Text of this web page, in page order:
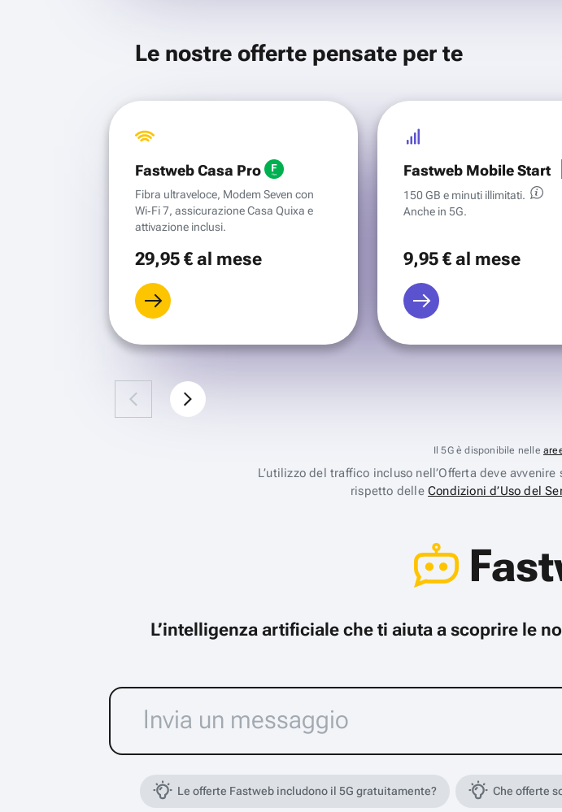
Le nostre offerte pensate per te
Fastweb Casa Pro
Fibra ultraveloce, Modem Seven con
Wi‑Fi 7, assicurazione Casa Quixa e
attivazione inclusi.
29,95 €al mese
Fastweb Mobile Start
150 GB e minuti illimitati.
Anche in 5G.
9,95 €al mese
Il 5G è disponibile nelle
L’utilizzo del traffico incluso nell’Offerta deve
rispetto delleCondizioni d’Uso del
L’intelligenza artificiale che ti aiuta a scoprire le
Le offerte Fastweb includono il 5G gratuitamente? Che offerte